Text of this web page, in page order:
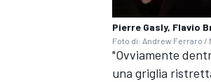
Pierre Gasly, Flavio
Foto di: Andrew Ferraro /
"Ovviamente
una griglia